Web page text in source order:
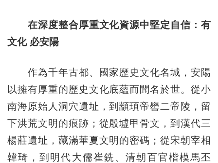
在深度整合厚重文化資源中堅定自信：有
文化 必安陽
作為千年古都、國家歷史文化名城，安陽
以擁有厚重的歷史文化底蘊而聞名於世。從小
南海原始人洞穴遺址，到顓頊帝嚳二帝陵，留
下洪荒文明的痕跡；從殷墟甲骨文，到漢代三
楊莊遺址，藏滿華夏文明的密碼；從宋朝宰相
韓琦，到明代大儒崔銑、清朝百官楷模馬丕